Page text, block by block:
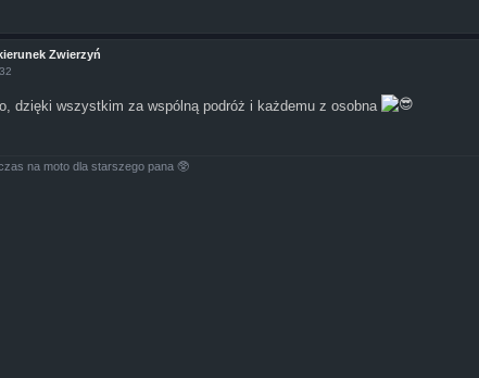
Zwierzyń
dzięki wszystkim za wspólną podróż i każdemu z osobna
na moto dla starszego pana 🥸